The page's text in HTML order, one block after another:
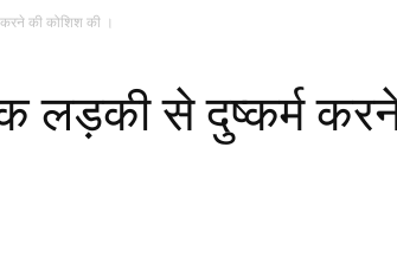
की कोशिश की ।
लड़की से दुष्कर्म